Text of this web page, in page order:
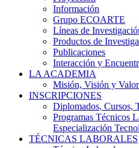
Información
Grupo ECOARTE
Líneas de
Productos de
Publicaciones
Interacción y
LA ACADEMIA
Misión, Visión y
INSCRIPCIONES
Diplomados, Cursos,
Programas Técnicos
Especialización
TÉCNICAS LABORALES